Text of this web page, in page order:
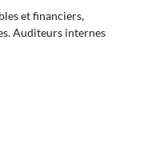
et financiers,
Auditeurs internes